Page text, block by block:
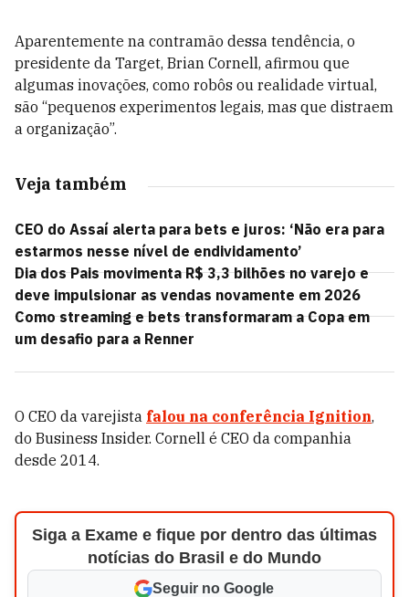
Aparentemente na contramão dessa tendência, o
presidente da Target, Brian Cornell, afirmou que
algumas inovações, como robôs ou realidade virtual,
são “pequenos experimentos legais, mas que distraem
a organização”.
Veja também
CEO do Assaí alerta para bets e juros: ‘Não era para
estarmos nesse nível de endividamento’
Dia dos Pais movimenta R$ 3,3 bilhões no varejo e
deve impulsionar as vendas novamente em 2026
Como streaming e bets transformaram a Copa em
um desafio para a Renner
O CEO da varejista falou na conferência Ignition,
do Business Insider. Cornell é CEO da companhia
desde 2014.
Siga a Exame e fique por dentro das últimas
notícias do Brasil e do Mundo
Seguir no Google